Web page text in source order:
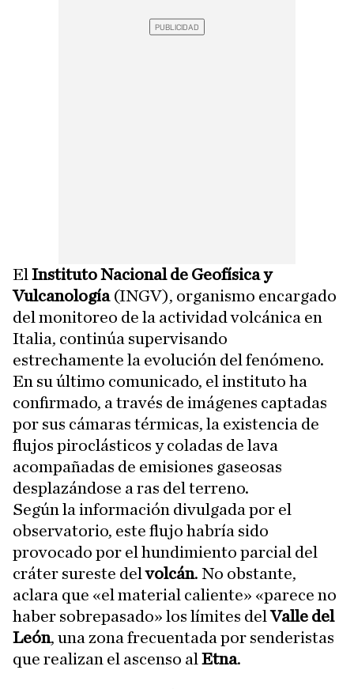
El Instituto Nacional de Geofísica y
Vulcanología(INGV), organismo encargado
del monitoreo de la actividad volcánica en
Italia, continúa supervisando
estrechamente la evolución del fenómeno.
En su último comunicado, el instituto ha
confirmado, a través de imágenes captadas
por sus cámaras térmicas, la existencia de
flujos piroclásticos y coladas de lava
acompañadas de emisiones gaseosas
desplazándose a ras del terreno.
Según la información divulgada por el
observatorio, este flujo habría sido
provocado por el hundimiento parcial del
cráter sureste delvolcán. No obstante,
aclara que «el material caliente» «parece no
haber sobrepasado» los límites delValle del
León, una zona frecuentada por senderistas
que realizan el ascenso al Etna.